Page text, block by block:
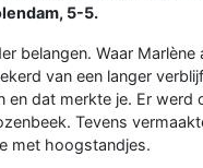
5-5.
belangen. Waar
van een langer
dat merkte je. Er werd
Tevens
met hoogstandjes.